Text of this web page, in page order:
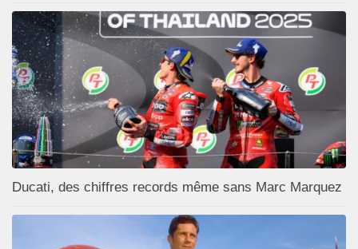
Ducati, des chiffres records même sans Marc Marquez